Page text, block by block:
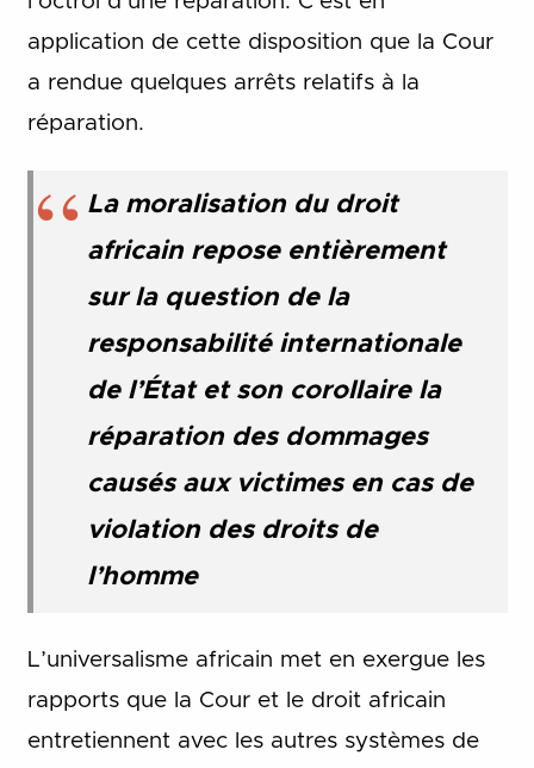
application de cette disposition que la Cour
a rendue quelques arrêts relatifs à la
réparation.
La moralisation du droit
africain repose entièrement
sur la question de la
responsabilité internationale
de l’État et son corollaire la
réparation des dommages
causés aux victimes en cas de
violation des droits de
l’homme
L’universalisme africain met en exergue les
rapports que la Cour et le droit africain
entretiennent avec les autres systèmes de